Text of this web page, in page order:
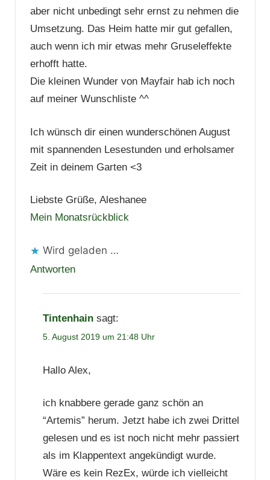
aber nicht unbedingt sehr ernst zu nehmen die
Umsetzung. Das Heim hatte mir gut gefallen,
auch wenn ich mir etwas mehr Gruseleffekte
erhofft hatte.
Die kleinen Wunder von Mayfair hab ich noch
auf meiner Wunschliste ^^
Ich wünsch dir einen wunderschönen August
mit spannenden Lesestunden und erholsamer
Zeit in deinem Garten <3
Liebste Grüße, Aleshanee
Mein Monatsrückblick
Wird geladen …
Antworten
Tintenhain sagt:
5. August 2019 um 21:48 Uhr
Hallo Alex,
ich knabbere gerade ganz schön an
“Artemis” herum. Jetzt habe ich zwei Drittel
gelesen und es ist noch nicht mehr passiert
als im Klappentext angekündigt wurde.
Wäre es kein RezEx, würde ich vielleicht